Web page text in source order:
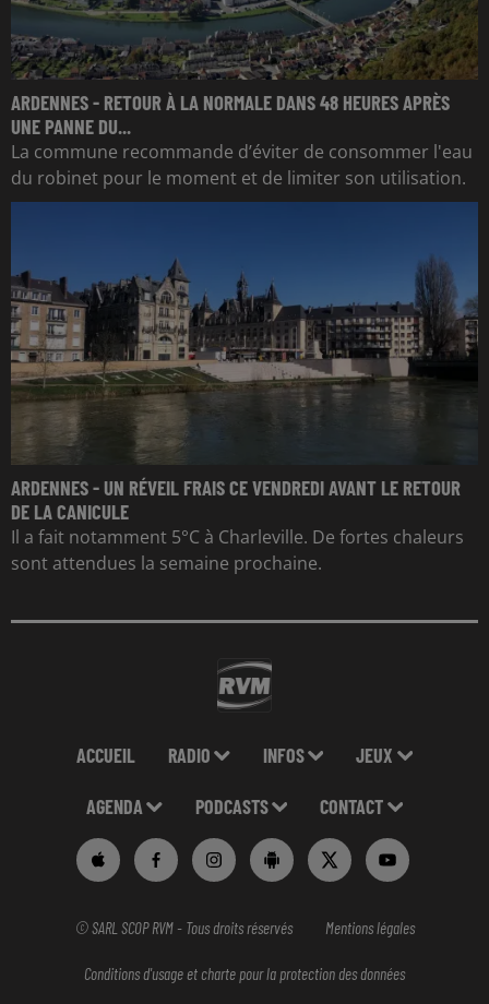
ARDENNES - RETOUR À LA NORMALE DANS 48 HEURES APRÈS
UNE PANNE DU...
La commune recommande d’éviter de consommer l'eau
du robinet pour le moment et de limiter son utilisation.
ARDENNES - UN RÉVEIL FRAIS CE VENDREDI AVANT LE RETOUR
DE LA CANICULE
Il a fait notamment 5°C à Charleville. De fortes chaleurs
sont attendues la semaine prochaine.
ACCUEIL RADIO INFOS JEUX
AGENDA PODCASTS CONTACT
© SARL SCOP RVM - Tous droits réservés Mentions légales
Conditions d'usage et charte pour la protection des données